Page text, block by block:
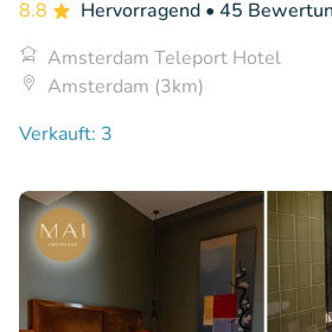
8.8 Hervorragend • 45
Amsterdam Teleport Hotel
Amsterdam (3km)
Verkauft: 3